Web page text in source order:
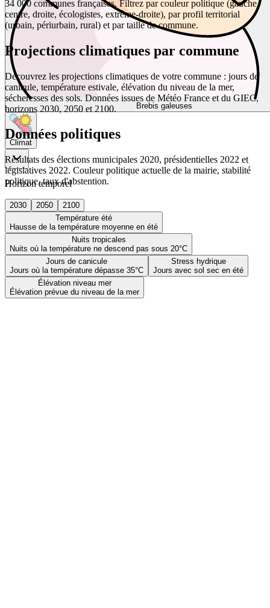
Brebis galeuses
Climat
Horizon temporel
2030 2050
2100
Température été
Hausse de la température moyenne en été
Nuits tropicales
Nuits où la température ne descend pas sous 20°C
Jours de canicule
Jours où la température dépasse 35°C
Stress hydrique
Jours avec sol sec en été
Élévation niveau mer
Élévation prévue du niveau de la mer
34 000 communes françaises. Filtrez par couleur politique (gauche,
centre, droite, écologistes, extrême-droite), par profil territorial
(urbain, périurbain, rural) et par taille de commune.
Projections climatiques par commune
Découvrez les projections climatiques de votre commune : jours de
canicule, température estivale, élévation du niveau de la mer,
sécheresses des sols. Données issues de Météo France et du GIEC,
horizons 2030, 2050 et 2100.
Données politiques
Résultats des élections municipales 2020, présidentielles 2022 et
législatives 2022. Couleur politique actuelle de la mairie, stabilité
politique, taux d'abstention.